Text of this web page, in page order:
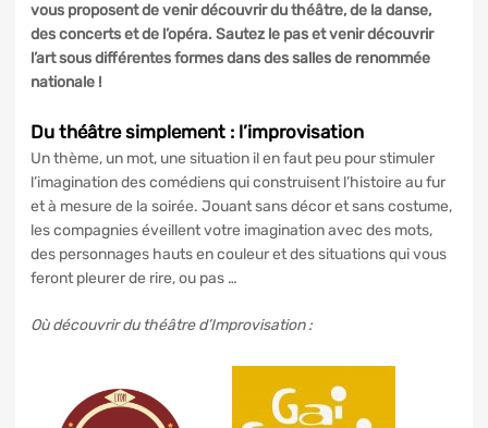
vous proposent de venir découvrir du théâtre, de la danse,
des concerts et de l’opéra. Sautez le pas et venir découvrir
l’art sous différentes formes dans des salles de renommée
nationale !
Du théâtre simplement : l’improvisation
Un thème, un mot, une situation il en faut peu pour stimuler
l’imagination des comédiens qui construisent l’histoire au fur
et à mesure de la soirée. Jouant sans décor et sans costume,
les compagnies éveillent votre imagination avec des mots,
des personnages hauts en couleur et des situations qui vous
feront pleurer de rire, ou pas …
Où découvrir du théâtre d’Improvisation :